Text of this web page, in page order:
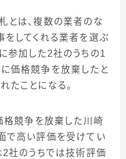
とは、複数の業者のな
をしてくれる業者を選ぶ
参加した 2社のうちの1
価格競争を放棄したと
たことになる。
格競争を放棄した川崎
で高い評価を受けてい
2社のうちでは技術評価